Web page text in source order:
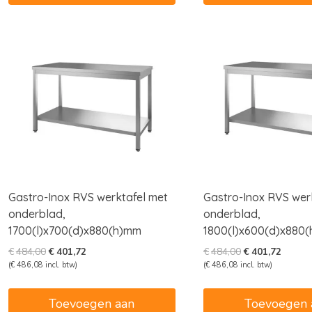
Gastro-Inox RVS werktafel met
onderblad,
1700(l)x700(d)x880(h)mm
€484,00Oorspronkelijke
prijs
€401,72Huidige
(€ 486,08 incl. btw)
Toevoegen aan
Gastro-Inox RVS
onderblad,
€484,00
prijs
€401,72
(€ 486,08 incl. btw)
Toevoegen